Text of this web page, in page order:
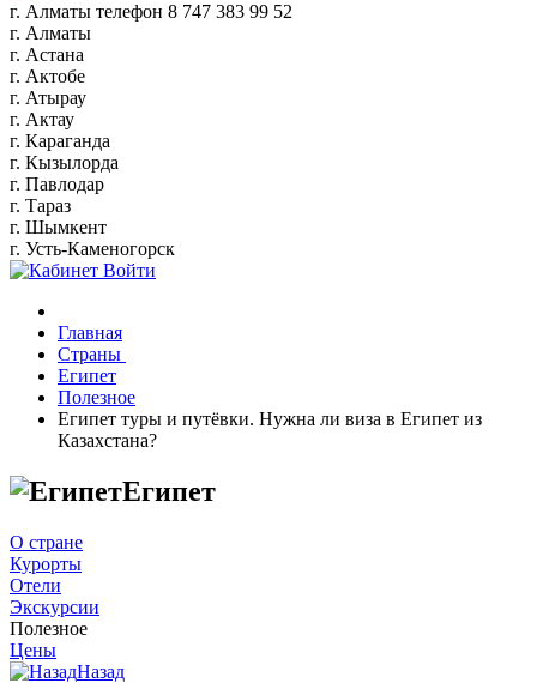
г. Алматы телефон 8 747 383 99 52
г. Алматы
г. Астана
г. Актобе
г. Атырау
г. Актау
г. Караганда
г. Кызылорда
г. Павлодар
г. Тараз
г. Шымкент
г. Усть-Каменогорск
Войти
Главная
Страны
Египет
Полезное
Египет туры и путёвки. Нужна ли виза в Египет из
Казахстана?
Египет
О стране
Курорты
Отели
Экскурсии
Полезное
Цены
Назад